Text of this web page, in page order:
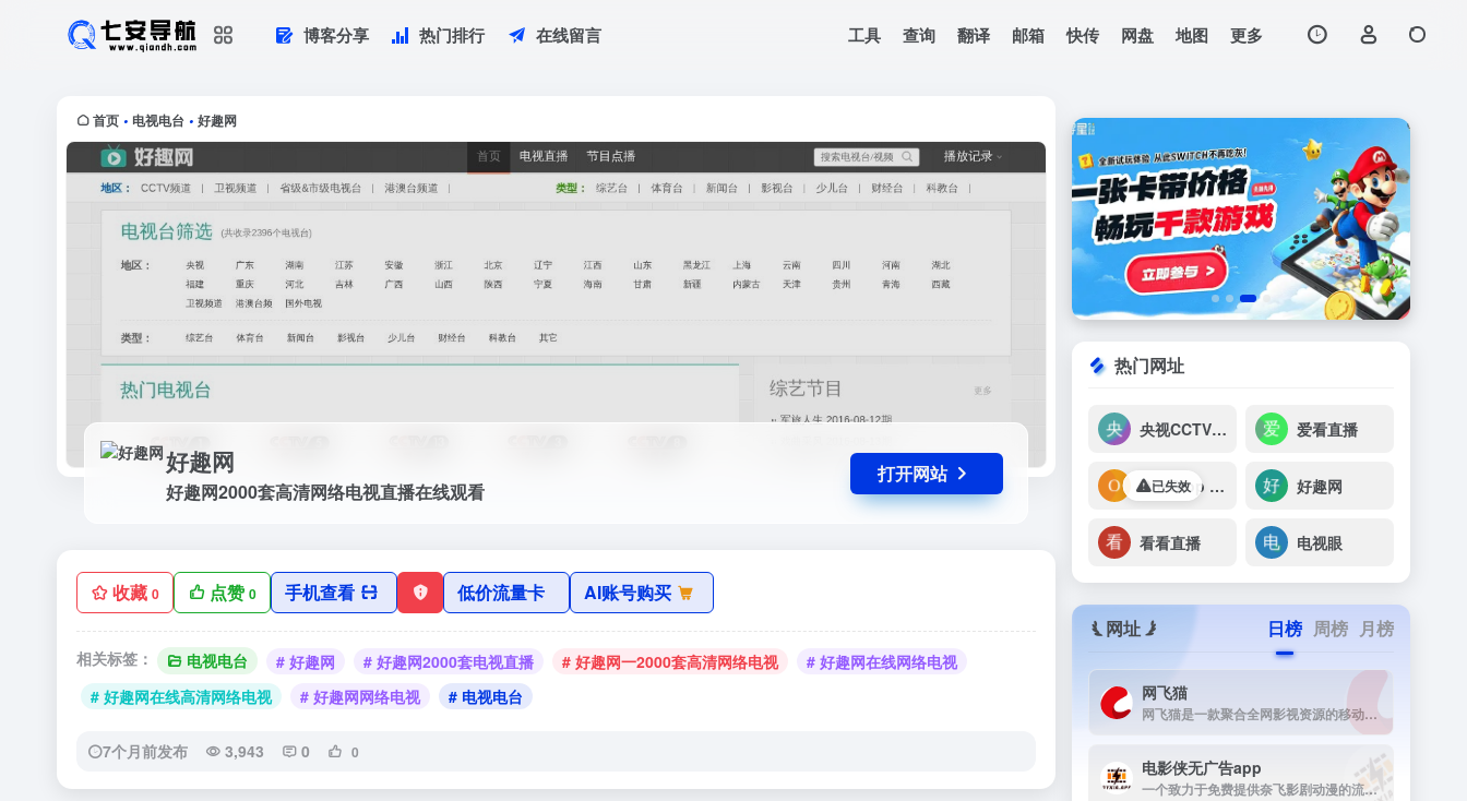
博客分享 热门排行 在线留言 工具 查询 翻译 邮箱 快传 网盘 地图 更多
首页 • 电视电台 • 好趣网
好趣网
好趣网2000套高清网络电视直播在线观看
打开网站
收藏 0 点赞0 手机查看 低价流量卡 AI账号购买
相关标签： 电视电台 # 好趣网 # 好趣网2000套电视直播 # 好趣网一2000套高清网络电视
# 好趣网在线网络电视
# 好趣网在线高清网络电视
# 好趣网网络电视 # 电视电台
7个月前发布 3,943 0 0
热门网址
央视CCTV节目 爱看直播
已失效 OneStop Radio 好趣网
看看直播 电视眼
网址 日榜 周榜 月榜
网飞猫
网飞猫是一款聚合全网影视资源的移动端播放应用，主打免费、高画...
电影侠无广告app
一个致力于免费提供奈飞影剧动漫的流媒体播放平台